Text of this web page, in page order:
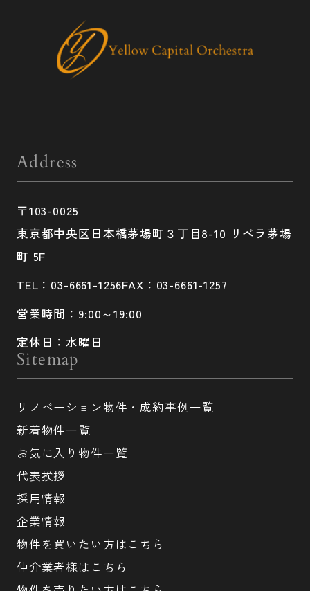
Address
〒103-0025
東京都中央区日本橋茅場町３丁目8-10 リベラ茅場
町 5F
TEL：03-6661-1256FAX：03-6661-1257
営業時間：9:00～19:00
定休日：水曜日
Sitemap
リノベーション物件・成約事例一覧
新着物件一覧
お気に入り物件一覧
代表挨拶
採用情報
企業情報
物件を買いたい方はこちら
仲介業者様はこちら